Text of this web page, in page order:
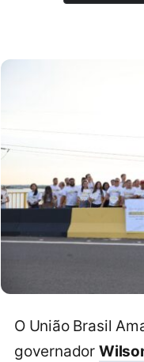
O União Brasil
governador